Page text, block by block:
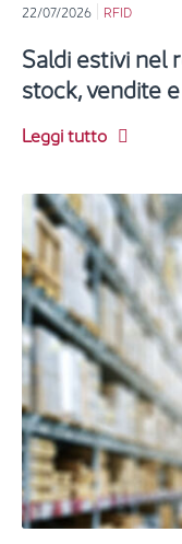
22/07/2026 RFID
Saldi estivi nel
stock, vendite
Leggi tutto